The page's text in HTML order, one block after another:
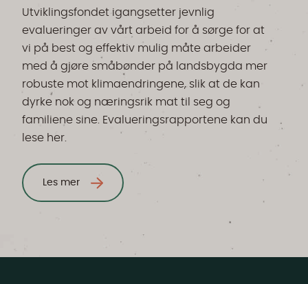
Utviklingsfondet igangsetter jevnlig
evalueringer av vårt arbeid for å sørge for at
vi på best og effektiv mulig måte arbeider
med å gjøre småbønder på landsbygda mer
robuste mot klimaendringene, slik at de kan
dyrke nok og næringsrik mat til seg og
familiene sine. Evalueringsrapportene kan du
lese her.
Les mer